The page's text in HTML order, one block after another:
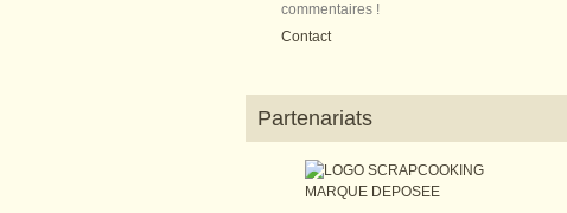
commentaires !
Contact
Partenariats